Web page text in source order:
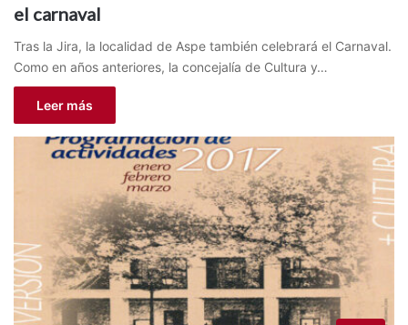
el carnaval
Tras la Jira, la localidad de Aspe también celebrará el Carnaval.
Como en años anteriores, la concejalía de Cultura y…
Leer más